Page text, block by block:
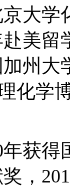
大学
美留
州大
化学
获得
，